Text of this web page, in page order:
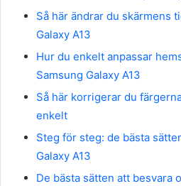
Så här ändrar du skärmens
Galaxy A13
Hur du enkelt anpassar
Samsung Galaxy A13
Så här korrigerar du
enkelt
Steg för steg: de bästa
Galaxy A13
De bästa sätten att besvara